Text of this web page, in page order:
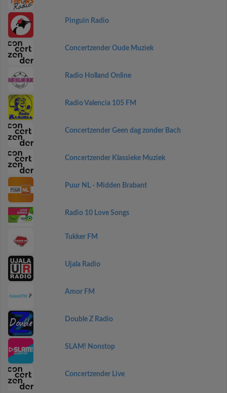
Pinguin Radio
Concertzender Oude Muziek
Radio Holland Online
Radio Valencia 105 FM
Concertzender Geen dag zonder Bach
Concertzender Klassieke Muziek
Puur NL - Midden Brabant
Radio 10 Love Songs
Tukker FM
Ujala Radio
Amor FM
Double Z Radio
SLAM! Nonstop
Concertzender Live